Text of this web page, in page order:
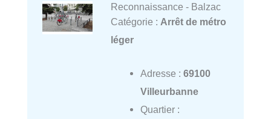
Reconnaissance - Balzac
Catégorie : Arrêt de métro
léger
Adresse : 69100
Villeurbanne
Quartier :